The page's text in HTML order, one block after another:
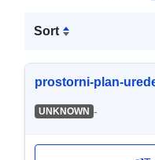
Sort
prostorni-plan-
UNKNOWN -